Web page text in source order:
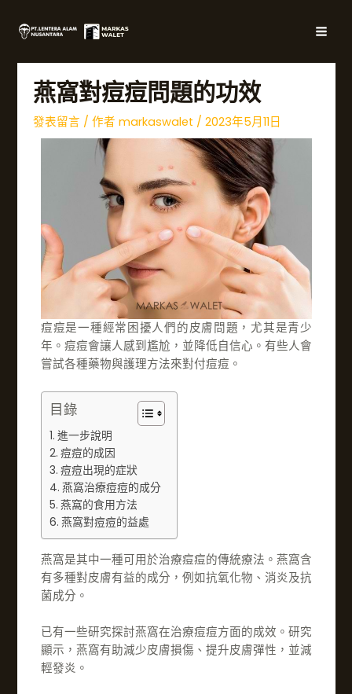
燕窩對痘痘問題的功效
發表留言 / 作者 markaswalet / 2023年5月11日
痘痘是一種經常困擾人們的皮膚問題，尤其是青少
年。痘痘會讓人感到尷尬，並降低自信心。有些人會
嘗試各種藥物與護理方法來對付痘痘。
目錄
進一步說明
痘痘的成因
痘痘出現的症狀
燕窩治療痘痘的成分
燕窩的食用方法
燕窩對痘痘的益處
燕窩是其中一種可用於治療痘痘的傳統療法。燕窩含
有多種對皮膚有益的成分，例如抗氧化物、消炎及抗
菌成分。
已有一些研究探討燕窩在治療痘痘方面的成效。研究
顯示，燕窩有助減少皮膚損傷、提升皮膚彈性，並減
輕發炎。
章
導
覽